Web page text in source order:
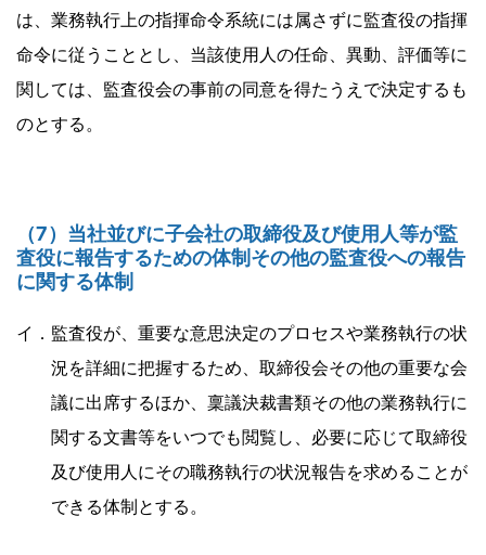
は、業務執行上の指揮命令系統には属さずに監査役の指揮
命令に従うこととし、当該使用人の任命、異動、評価等に
関しては、監査役会の事前の同意を得たうえで決定するも
のとする。
（7）当社並びに子会社の取締役及び使用人等が監
査役に報告するための体制その他の監査役への報告
に関する体制
イ．監査役が、重要な意思決定のプロセスや業務執行の状
況を詳細に把握するため、取締役会その他の重要な会
議に出席するほか、稟議決裁書類その他の業務執行に
関する文書等をいつでも閲覧し、必要に応じて取締役
及び使用人にその職務執行の状況報告を求めることが
できる体制とする。